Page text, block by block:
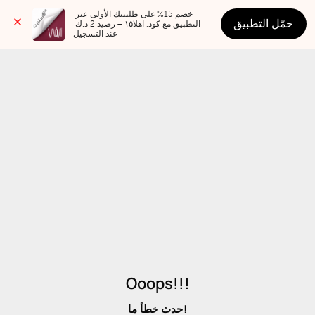
عند التسجيل
حمّل التطبيق
Ooops!!!
حدث خطأ ما!